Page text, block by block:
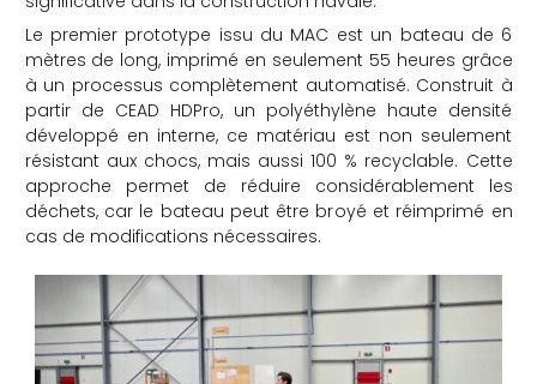
Le premier prototype issu du MAC est un bateau de 6
mètres de long, imprimé en seulement 55 heures grâce
à un processus complètement automatisé. Construit à
partir de CEAD HDPro, un polyéthylène haute densité
développé en interne, ce matériau est non seulement
résistant aux chocs, mais aussi 100 % recyclable. Cette
approche permet de réduire considérablement les
déchets, car le bateau peut être broyé et réimprimé en
cas de modifications nécessaires.